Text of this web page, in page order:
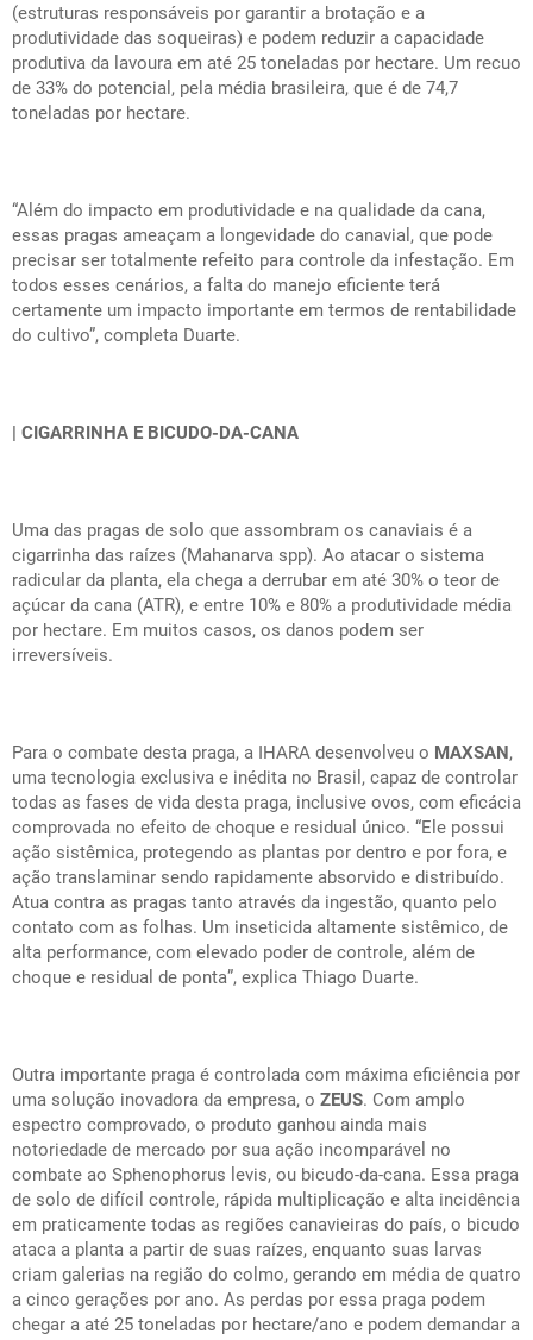
(estruturas responsáveis por garantir a brotação e a
produtividade das soqueiras) e podem reduzir a capacidade
produtiva da lavoura em até 25 toneladas por hectare. Um recuo
de 33% do potencial, pela média brasileira, que é de 74,7
toneladas por hectare.
“Além do impacto em produtividade e na qualidade da cana,
essas pragas ameaçam a longevidade do canavial, que pode
precisar ser totalmente refeito para controle da infestação. Em
todos esses cenários, a falta do manejo eficiente terá
certamente um impacto importante em termos de rentabilidade
do cultivo”, completa Duarte.
| CIGARRINHA E BICUDO-DA-CANA
Uma das pragas de solo que assombram os canaviais é a
cigarrinha das raízes (Mahanarva spp). Ao atacar o sistema
radicular da planta, ela chega a derrubar em até 30% o teor de
açúcar da cana (ATR), e entre 10% e 80% a produtividade média
por hectare. Em muitos casos, os danos podem ser
irreversíveis.
Para o combate desta praga, a IHARA desenvolveu o MAXSAN,
uma tecnologia exclusiva e inédita no Brasil, capaz de controlar
todas as fases de vida desta praga, inclusive ovos, com eficácia
comprovada no efeito de choque e residual único. “Ele possui
ação sistêmica, protegendo as plantas por dentro e por fora, e
ação translaminar sendo rapidamente absorvido e distribuído.
Atua contra as pragas tanto através da ingestão, quanto pelo
contato com as folhas. Um inseticida altamente sistêmico, de
alta performance, com elevado poder de controle, além de
choque e residual de ponta”, explica Thiago Duarte.
Outra importante praga é controlada com máxima eficiência por
uma solução inovadora da empresa, o ZEUS. Com amplo
espectro comprovado, o produto ganhou ainda mais
notoriedade de mercado por sua ação incomparável no
combate ao Sphenophorus levis, ou bicudo-da-cana. Essa praga
de solo de difícil controle, rápida multiplicação e alta incidência
em praticamente todas as regiões canavieiras do país, o bicudo
ataca a planta a partir de suas raízes, enquanto suas larvas
criam galerias na região do colmo, gerando em média de quatro
a cinco gerações por ano. As perdas por essa praga podem
chegar a até 25 toneladas por hectare/ano e podem demandar a